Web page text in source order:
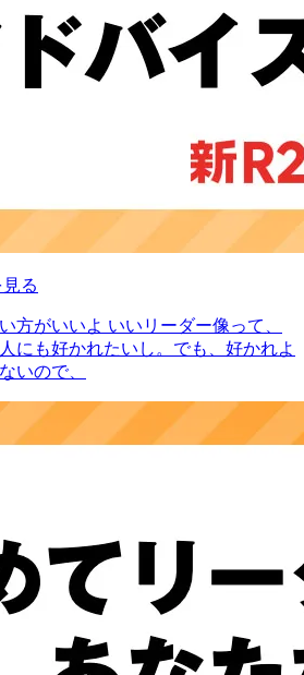
る
方がいいよ いいリーダー像って、
にも好かれたいし。でも、好かれよ
いので、